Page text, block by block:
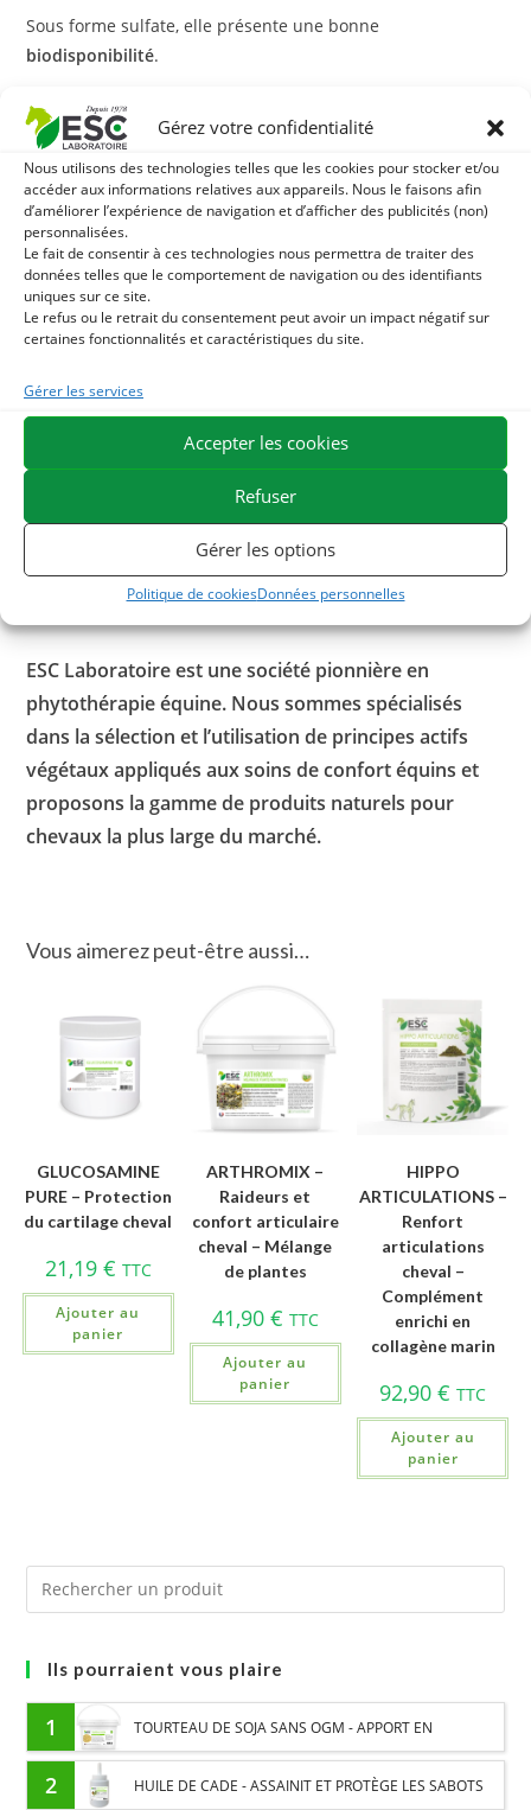
Gérez votre confidentialité
Nous utilisons des technologies telles que les cookies pour stocker et/ou
accéder aux informations relatives aux appareils. Nous le faisons afin
d’améliorer l’expérience de navigation et d’afficher des publicités (non)
personnalisées.
Le fait de consentir à ces technologies nous permettra de traiter des
données telles que le comportement de navigation ou des identifiants
uniques sur ce site.
Le refus ou le retrait du consentement peut avoir un impact négatif sur
certaines fonctionnalités et caractéristiques du site.
Gérer les services
Accepter les cookies
Refuser
Gérer les options
Politique de cookiesDonnées personnelles
Sous forme sulfate, elle présente une bonne
biodisponibilité.
Nos experts recommandent de distribuer la
pendant au moins 6 semaines chez le cheval travaillé
régulièrement ou suivi pour troubles articulaires.
Avec quoi associer la Chondroïtine ?
En cas d’inconfort ou de raideur articulaire, nous
recommandons d’associer la
Glucosaminepour uns synergie, optimale de soutien du
Son action peut également être renforcée par la
phytothérapie, en l’associant à notre mélange de plantes
spécifiquesArthromixaux propriétés apaisantes,
drainantes et reminéralisantes.
Pour favoriser la récupération des membres après l’effort
vous pouvez appliquer notre argile prête à l’emploi enrichie
ESC Laboratoire est une société pionnière en
phytothérapie équine. Nous sommes spécialisés
dans la sélection et l’utilisation de principes actifs
végétaux appliqués aux soins de confort équins et
proposons la gamme de produits naturels pour
chevaux la plus large du marché.
Vous aimerez peut-être aussi…
GLUCOSAMINE
PURE – Protection
du cartilage cheval
21,19 € TTC
Ajouter au
panier
ARTHROMIX –
Raideurs et
confort articulaire
cheval – Mélange
de plantes
41,90 € TTC
Ajouter au
panier
HIPPO
ARTICULATIONS –
Renfort
articulations
cheval –
Complément
enrichi en
collagène marin
92,90€ TTC
Ajouter au
panier
Ils pourraient vous plaire
1 TOURTEAU DE SOJA SANS OGM - APPORT EN
PROTÉINES ET SOUTIEN ÉNERGÉTIQUE POUR CHEVAUX
2 HUILE DE CADE - ASSAINIT ET PROTÈGE LES SABOTS